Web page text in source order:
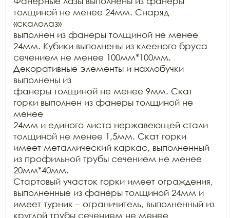
толщиной не менее 24мм. Снаряд
«скалолаз»
выполнен из фанеры толщиной не менее
24мм. Кубики выполнены из клееного бруса
сечением не менее 100мм*100мм.
Декоративные элементы и нахлобучки
выполнены из
фанеры толщиной не менее 9мм. Скат
горки выполнен из фанеры толщиной не
менее
24мм и единого листа нержавеющей стали
толщиной не менее 1,5мм. Скат горки
имеет металлический каркас, выполненный
из профильной трубы сечением не менее
20мм*40мм.
Стартовый участок горки имеет ограждения,
выполненные из фанеры толщиной 24мм и
имеет турник – ограничитель, выполненный из
круглой трубы сечением не менее